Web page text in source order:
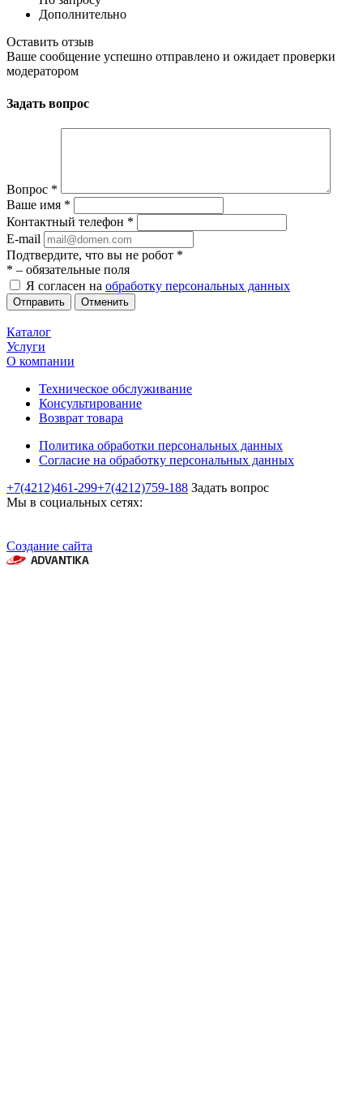
Дополнительно
Оставить отзыв
Ваше сообщение успешно отправлено и ожидает проверки
модератором
Задать вопрос
Вопрос *
Ваше имя *
Контактный телефон *
E-mail
Подтвердите, что вы не робот *
* – обязательные поля
Я согласен на обработку персональных данных
Отменить
Каталог
Услуги
О компании
Техническое обслуживание
Консультирование
Возврат товара
Политика обработки персональных данных
Согласие на обработку персональных данных
+7(4212)461-299+7(4212)759-188 Задать вопрос
Мы в социальных сетях:
Создание сайта